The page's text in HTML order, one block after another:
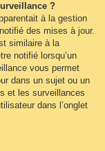
?
à la gestion
des mises à jour.
similaire à la
notifié lorsqu’un
vous permet
dans un sujet ou un
et les surveillances
dans l’onglet